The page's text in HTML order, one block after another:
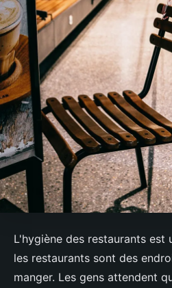
L'hygiène des restaurants
les restaurants sont des
manger. Les gens attendent